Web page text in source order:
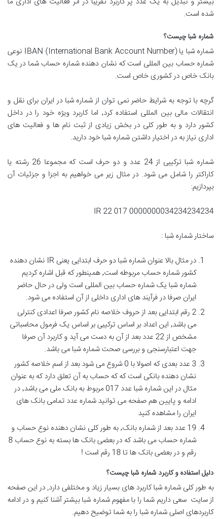
شده است.
شماره شبا چیست؟
شماره شبا یا IBAN (International Bank Account Number) نوعی
شماره حساب بین المللی است که نشان دهنده شماره حساب شما در یک
بانک خاص در کشوری خاص است.
گرچه با توجه به شرایط حاضر نمی توان از شماره شبا در ایران برای نقل و
انتقالات مالی بین المللی استفاده کرد٬ اما کاربرد ویژه خود را در داخل
کشور دارد و به طور کلی در بخش زیادی از ثبت نام ها و فعالیت های
اداری نیاز به در اختیار داشتن شماره شبا خود دارید.
شماره شبا ترکیبی از 24 عدد و دو حرف است که مجموعا 26 رشته یا
کاراکتر را شامل می شود. در مثال زیر می خواهیم به اجزا و جزئیات آن
بپردازیم:
IR 22 017 0000000034234234234
ساختار شماره شبا :
در مثال بالا عنوان شماره شبا دو حرف ابتدایی یعنی IR نشان دهنده
کشور شماره حساب مربوطه است٬ همینطور که قبل اشاره کردیم
شماره شبا یک شماره حساب بین المللی است ولی در حال حاضر
ایران صرفا در فرآیند های اداری داخلی از آن استفاده می شود.
2 رقم ابتدایی بعد از حروف خلاصه نام کشور صرفا اعدادی کنترلی
می باشد٬ این اعداد بر اساس ترکیبی بر اساس یک فرمول محاسباتی
مشخص از 22 عدد بعد از آن به دست می آید و کاربرد آن صرفا
جهت اعتبارسنجی و بررسی صحت شماره شبا می باشد.
3 عدد بعدی که اصولا با 0 شروع می شود بعد از اسم خلاصه کشور
نشان دهنده بانکی است که که حساب به آن تعلق دارد که به عنوان
مثال در این شماره شبا عدد 017 مربوط به بانک ملی می باشد٬ در
ادامه و پایین هم صفحه می توانید شماره عدد تمامی بانک های
ایران را مشاهده کنید
19 عدد بعد از شماره بانک٬ به طور کلی نشان دهنده نوع حساب و
شماره حساب می باشد که در بعضی بانک ها بسته به نوع حساب 8
رقم و در بعضی بانک ها تا 18 رقم است !
دلیل استفاده و کاربرد شماره شبا چیست؟
به طور کلی شماره شبا کاربرد های بسیار زیاد و مختلفی دارد, در این صفحه
از سایت سعی داریم شما را با مفهوم شماره شبا بیشتر آشنا کنیم و در ادامه
کاربردهای اصلی شماره شبا را به شما توضیح دهیم.